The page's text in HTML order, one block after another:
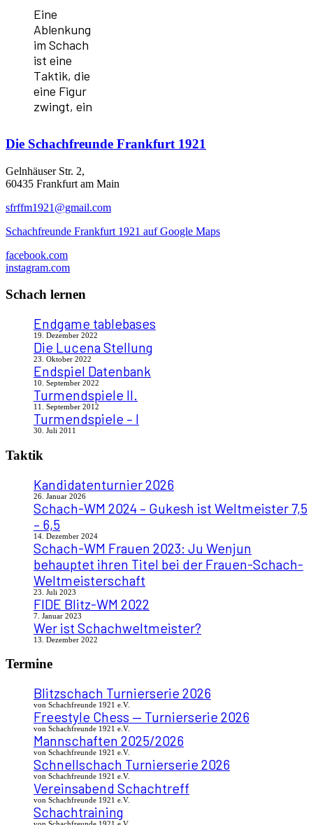
Eine
Ablenkung
im Schach
ist eine
Taktik, die
eine Figur
zwingt, ein
Die Schachfreunde Frankfurt 1921
Gelnhäuser Str. 2,
60435 Frankfurt am Main
sfrffm1921@gmail.com
Schachfreunde Frankfurt 1921 auf Google Maps
facebook.com
instagram.com
Schach lernen
Endgame tablebases
19. Dezember 2022
Die Lucena Stellung
23. Oktober 2022
Endspiel Datenbank
10. September 2022
Turmendspiele II.
11. September 2012
Turmendspiele – I
30. Juli 2011
Taktik
Kandidatenturnier 2026
26. Januar 2026
Schach-WM 2024 – Gukesh ist Weltmeister 7,5
– 6,5
14. Dezember 2024
Schach-WM Frauen 2023: Ju Wenjun
behauptet ihren Titel bei der Frauen-Schach-
Weltmeisterschaft
23. Juli 2023
FIDE Blitz-WM 2022
7. Januar 2023
Wer ist Schachweltmeister?
13. Dezember 2022
Termine
Blitzschach Turnierserie 2026
von Schachfreunde 1921 e.V.
Freestyle Chess — Turnierserie 2026
von Schachfreunde 1921 e.V.
Mannschaften 2025/2026
von Schachfreunde 1921 e.V.
Schnellschach Turnierserie 2026
von Schachfreunde 1921 e.V.
Vereinsabend Schachtreff
von Schachfreunde 1921 e.V.
Schachtraining